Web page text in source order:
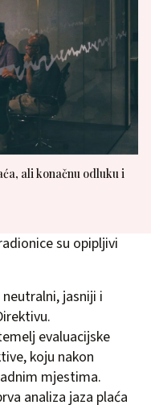
ali konačnu odluku i
su opipljivi
jasniji i
evaluacijske
koju nakon
mjestima.
analiza jaza plaća